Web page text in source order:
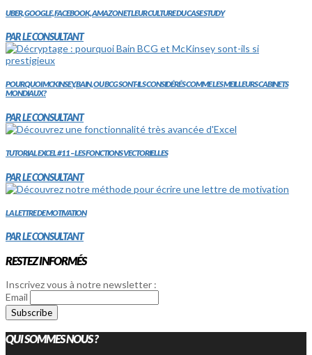
UBER, GOOGLE, FACEBOOK, AMAZON ET LEUR CULTURE DU CASE STUDY
PAR LE CONSULTANT
POURQUOI MCKINSEY, BAIN, OU BCG SONT-ILS CONSIDÉRÉS COMME LES MEILLEURS CABINETS
MONDIAUX?
PAR LE CONSULTANT
TUTORIAL EXCEL #11 – LES FONCTIONS VECTORIELLES
PAR LE CONSULTANT
LA LETTRE DE MOTIVATION
PAR LE CONSULTANT
RESTEZ INFORMÉS
Inscrivez vous à notre newsletter :
Email
QUI SOMMES NOUS ?